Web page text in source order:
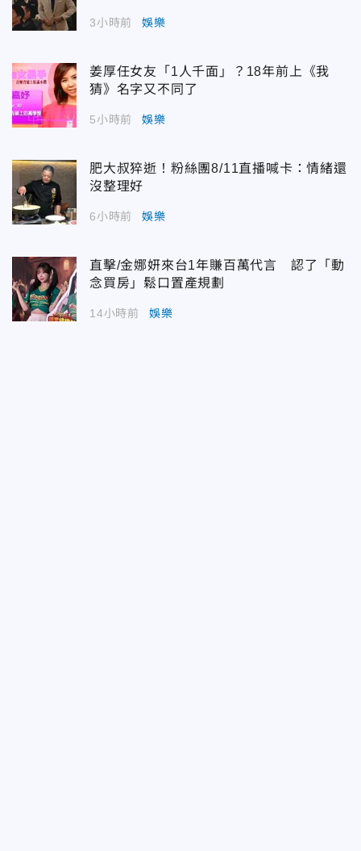
3小時前 娛樂
姜厚任女友「1人千面」？18年前上《我
猜》名字又不同了
5小時前 娛樂
肥大叔猝逝！粉絲團8/11直播喊卡：情緒還
沒整理好
6小時前 娛樂
直擊/金娜妍來台1年賺百萬代言 認了「動
念買房」鬆口置產規劃
14小時前 娛樂